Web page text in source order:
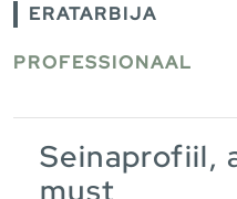
ERATARBIJA
PROFESSIONAAL
Seinaprofiil,
must